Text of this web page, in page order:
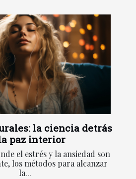
la ciencia detrás
paz interior
el estrés y la ansiedad son
los métodos para alcanzar
la...